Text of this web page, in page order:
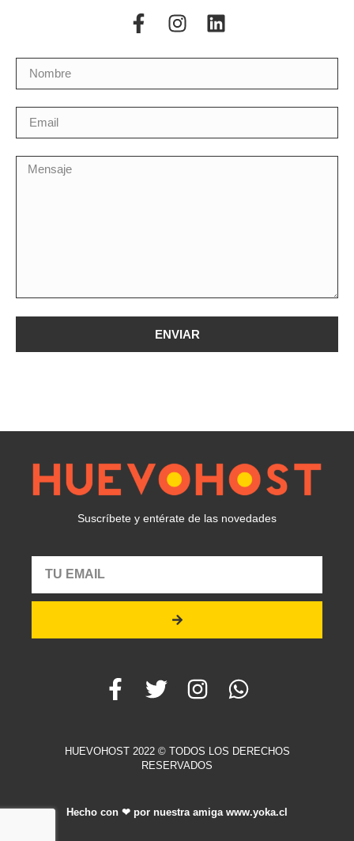
ENVIAR
Suscríbete y entérate de las novedades
HUEVOHOST 2022 © TODOS LOS DERECHOS
RESERVADOS
Hecho con ❤ por nuestra amiga www.yoka.cl